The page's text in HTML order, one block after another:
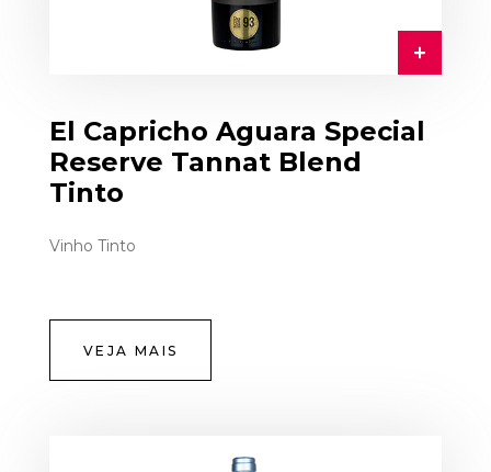
El Capricho Aguara Special
Reserve Tannat Blend
Tinto
Vinho Tinto
VEJA MAIS